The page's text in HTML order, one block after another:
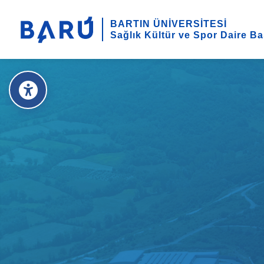
BARTIN ÜNİVERSİTESİ
Sağlık Kültür ve Spor Daire